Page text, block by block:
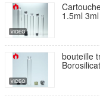
1.5ml
bouteille